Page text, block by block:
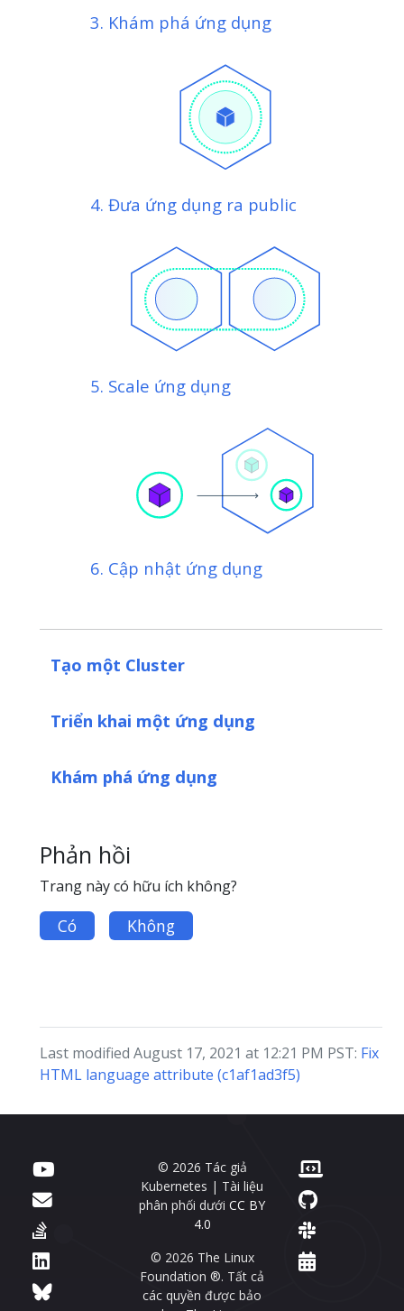
3. Khám phá ứng dụng
4. Đưa ứng dụng ra public
5. Scale ứng dụng
6. Cập nhật ứng dụng
Tạo một Cluster
Triển khai một ứng dụng
Khám phá ứng dụng
Phản hồi
Trang này có hữu ích không?
Có Không
Last modified August 17, 2021 at 12:21 PM PST: Fix
HTML language attribute (c1af1ad3f5)
© 2026 Tác giả
Kubernetes | Tài liệu
phân phối dưới CC BY
4.0
© 2026 The Linux
Foundation ®. Tất cả
các quyền được bảo